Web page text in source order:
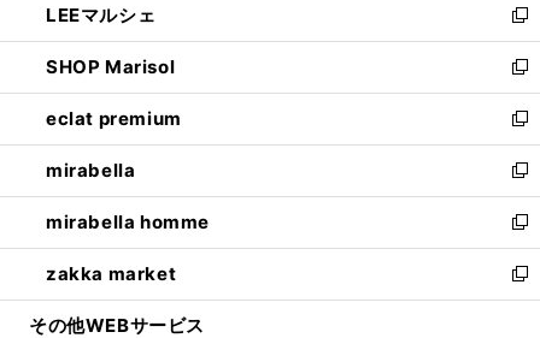
く
で
開
く
ド
ウ
で
開
く
ィ
ン
ド
ウ
で
開
く
い
ウ
ィ
ン
ド
ウ
で
開
く
LEEマルシェ
新
し
い
ウ
ィ
ン
ド
ウ
で
開
く
SHOP Marisol
新
し
い
ウ
ィ
ン
ド
ウ
で
開
eclat premium
新
し
い
ウ
ィ
ン
ド
ウ
mirabella
新
し
い
ウ
ィ
ン
mirabella homme
新
し
い
ウ
zakka market
新
し
その他WEBサービス